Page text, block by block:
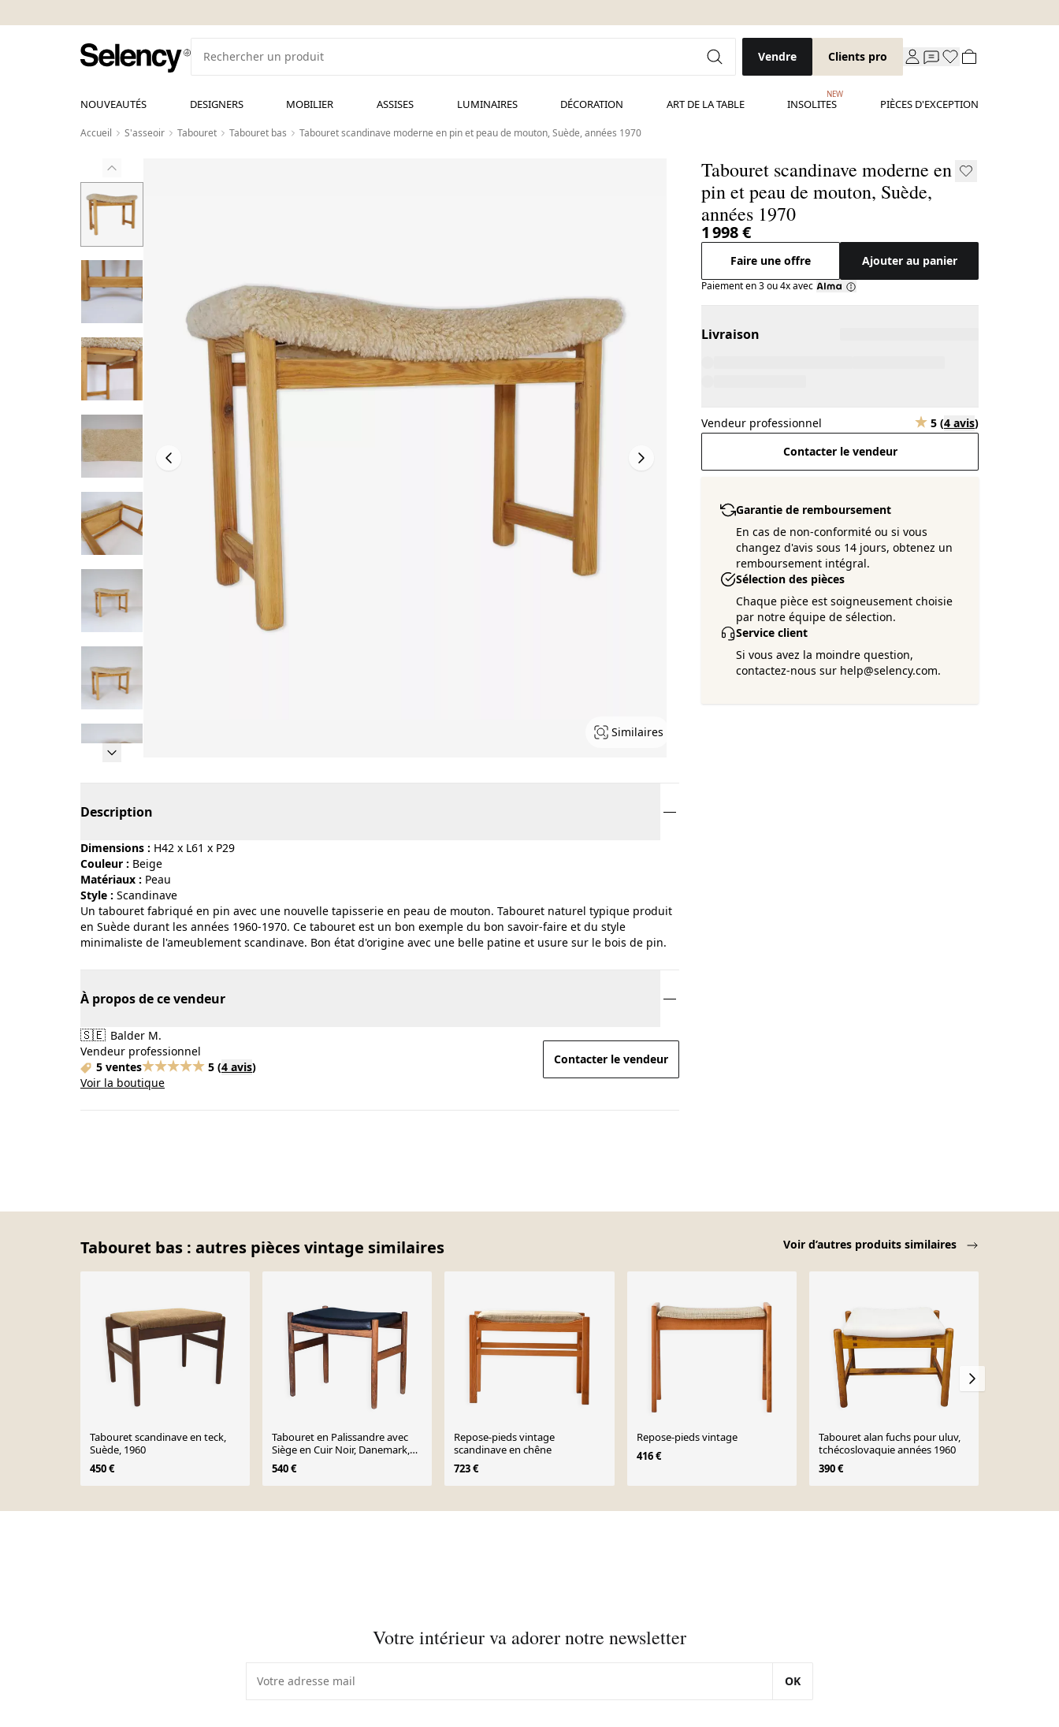
Vendre Clients pro
NOUVEAUTÉS DESIGNERS MOBILIER ASSISES LUMINAIRES DÉCORATION ART DE LA TABLE INSOLITES
NEW
PIÈCES D'EXCEPTION
Accueil S'asseoir Tabouret Tabouret bas Tabouret scandinave moderne en pin et peau de mouton, Suède, années 1970
Similaires
Tabouret scandinave moderne en
pin et peau de mouton, Suède,
années 1970
1 998 €
Faire une offre Ajouter au panier
Paiement en 3 ou 4x avec
Livraison
Vendeur professionnel 5 (4 avis)
Contacter le vendeur
Garantie de remboursement
En cas de non-conformité ou si vous
changez d'avis sous 14 jours, obtenez un
remboursement intégral.
Sélection des pièces
Chaque pièce est soigneusement choisie
par notre équipe de sélection.
Service client
Si vous avez la moindre question,
contactez-nous sur help@selency.com.
Description
Dimensions : H42 x L61 x P29
Couleur :
beige
Matériaux :
peau
Style :
scandinave
Un tabouret fabriqué en pin avec une nouvelle tapisserie en peau de mouton. Tabouret naturel typique produit
en Suède durant les années 1960-1970. Ce tabouret est un bon exemple du bon savoir-faire et du style
minimaliste de l'ameublement scandinave. Bon état d'origine avec une belle patine et usure sur le bois de pin.
À propos de ce vendeur
🇸🇪 Balder M.
Vendeur professionnel
5 ventes
5 (4 avis)
Voir la boutique
Contacter le vendeur
Tabouret bas : autres pièces vintage similaires Voir d’autres produits similaires
Tabouret scandinave en teck,
Suède, 1960
450 €
Tabouret en Palissandre avec
Siège en Cuir Noir, Danemark,
1960s
540 €
Repose-pieds vintage
scandinave en chêne
723 €
Repose-pieds vintage
416 €
Tabouret alan fuchs pour uluv,
tchécoslovaquie années 1960
390 €
Votre intérieur va adorer notre newsletter
OK